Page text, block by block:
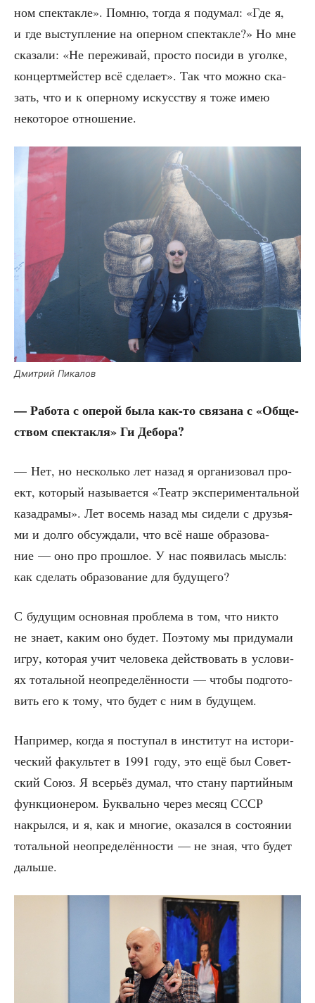
ном спек­так­ле». Пом­ню, тогда я поду­мал: «Где я,
и где выступ­ле­ние на опер­ном спек­так­ле?» Но мне
ска­за­ли: «Не пере­жи­вай, про­сто поси­ди в угол­ке,
кон­церт­мей­стер всё сде­ла­ет». Так что мож­но ска­
зать, что и к опер­но­му искус­ству я тоже имею
неко­то­рое отношение.
Дмит­рий Пикалов
— Рабо­та с опе­рой была как-то свя­за­на с «Обще­
ством спек­так­ля» Ги Дебора?
— Нет, но несколь­ко лет назад я орга­ни­зо­вал про­
ект, кото­рый назы­ва­ет­ся «Театр экс­пе­ри­мен­таль­ной
каз­а­дра­мы». Лет восемь назад мы сиде­ли с дру­зья­
ми и дол­го обсуж­да­ли, что всё наше обра­зо­ва­
ние — оно про про­шлое. У нас появи­лась мысль:
как сде­лать обра­зо­ва­ние для будущего?
С буду­щим основ­ная про­бле­ма в том, что никто
не зна­ет, каким оно будет. Поэто­му мы при­ду­ма­ли
игру, кото­рая учит чело­ве­ка дей­ство­вать в усло­ви­
ях тоталь­ной неопре­де­лён­но­сти — что­бы под­го­то­
вить его к тому, что будет с ним в будущем.
Напри­мер, когда я посту­пал в инсти­тут на исто­ри­
че­ский факуль­тет в 1991 году, это ещё был Совет­
ский Союз. Я все­рьёз думал, что ста­ну пар­тий­ным
функ­ци­о­не­ром. Бук­валь­но через месяц СССР
накрыл­ся, и я, как и мно­гие, ока­зал­ся в состо­я­нии
тоталь­ной неопре­де­лён­но­сти — не зная, что будет
дальше.